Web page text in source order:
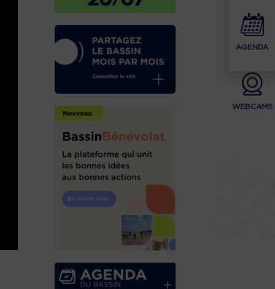
AGENDA
WEBCAMS